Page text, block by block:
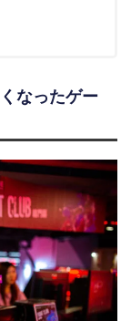
なったゲー